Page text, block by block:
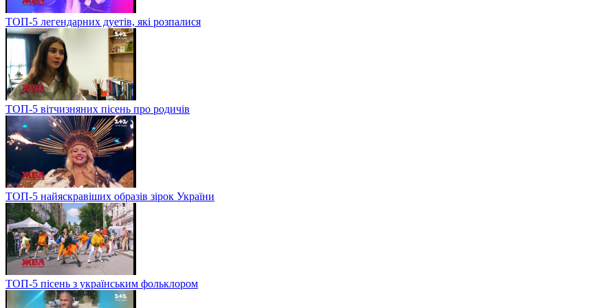
ТОП-5 легендарних дуетів, які розпалися
ТОП-5 вітчизняних пісень про родичів
ТОП-5 найяскравіших образів зірок України
ТОП-5 пісень з українським фольклором